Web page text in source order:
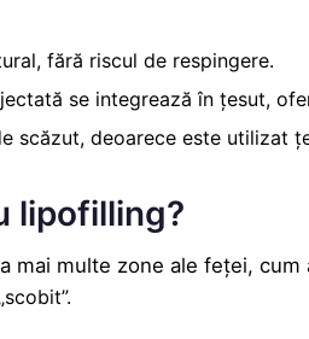
fără riscul de respingere.
se integrează în țesut,
scăzut, deoarece este utilizat
lipofilling?
mai multe zone ale feței, cum